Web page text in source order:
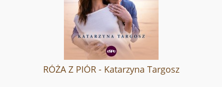
RÓŻA Z PIÓR - Katarzyna Targosz